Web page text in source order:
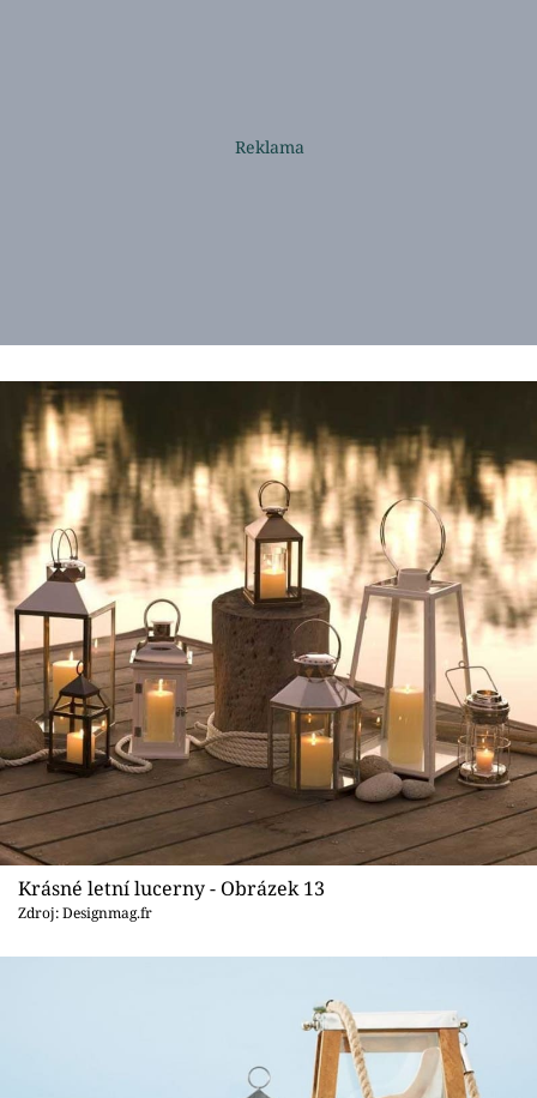
Krásné letní lucerny - Obrázek 13
Zdroj: Designmag.fr